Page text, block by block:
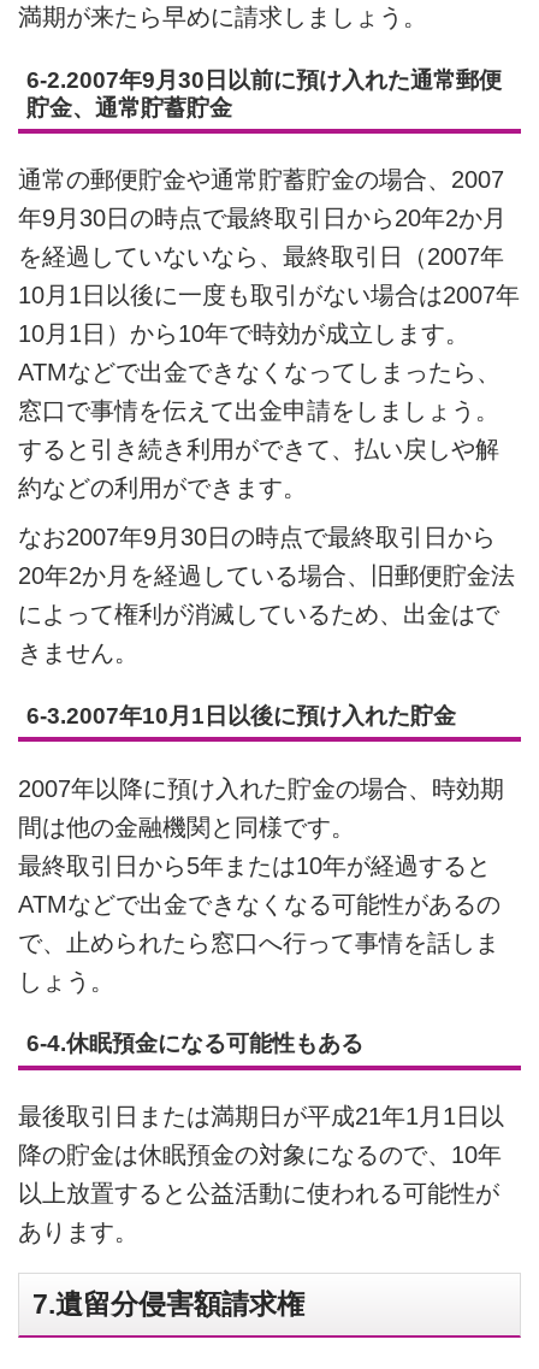
満期が来たら早めに請求しましょう。
6-2.2007年9月30日以前に預け入れた通常郵便
貯金、通常貯蓄貯金
通常の郵便貯金や通常貯蓄貯金の場合、2007
年9月30日の時点で最終取引日から20年2か月
を経過していないなら、最終取引日（2007年
10月1日以後に一度も取引がない場合は2007年
10月1日）から10年で時効が成立します。
ATMなどで出金できなくなってしまったら、
窓口で事情を伝えて出金申請をしましょう。
すると引き続き利用ができて、払い戻しや解
約などの利用ができます。
なお2007年9月30日の時点で最終取引日から
20年2か月を経過している場合、旧郵便貯金法
によって権利が消滅しているため、出金はで
きません。
6-3.2007年10月1日以後に預け入れた貯金
2007年以降に預け入れた貯金の場合、時効期
間は他の金融機関と同様です。
最終取引日から5年または10年が経過すると
ATMなどで出金できなくなる可能性があるの
で、止められたら窓口へ行って事情を話しま
しょう。
6-4.休眠預金になる可能性もある
最後取引日または満期日が平成21年1月1日以
降の貯金は休眠預金の対象になるので、10年
以上放置すると公益活動に使われる可能性が
あります。
7.遺留分侵害額請求権